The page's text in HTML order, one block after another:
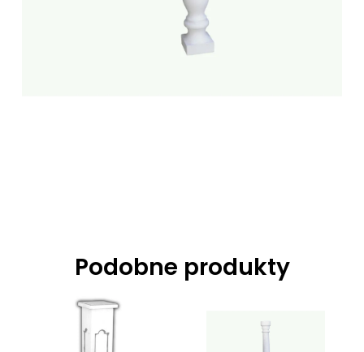
Podobne produkty